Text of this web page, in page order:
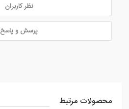
نظر کاربران
پرسش و پاسخ
محصولات مرتبط